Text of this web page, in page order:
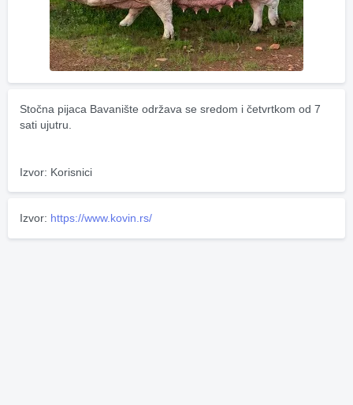
Stočna pijaca Bavanište održava se sredom i četvrtkom od 7
sati ujutru.
Izvor: Korisnici
Izvor: https://www.kovin.rs/